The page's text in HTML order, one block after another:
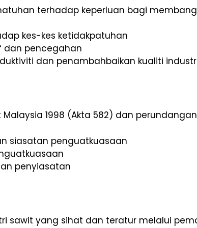
terhadap keperluan bagi
kes-kes ketidakpatuhan
dan pencegahan
dan penambahbaikan kualiti
1998 (Akta 582) dan
siasatan penguatkuasaan
penyiasatan
sawit yang sihat dan teratur melalui